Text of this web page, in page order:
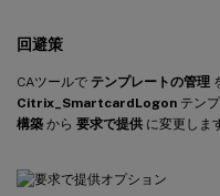
回避策
CAツールで テンプレートの管理
Citrix_SmartcardLogon テン
構築 から 要求で提供 に変更しま